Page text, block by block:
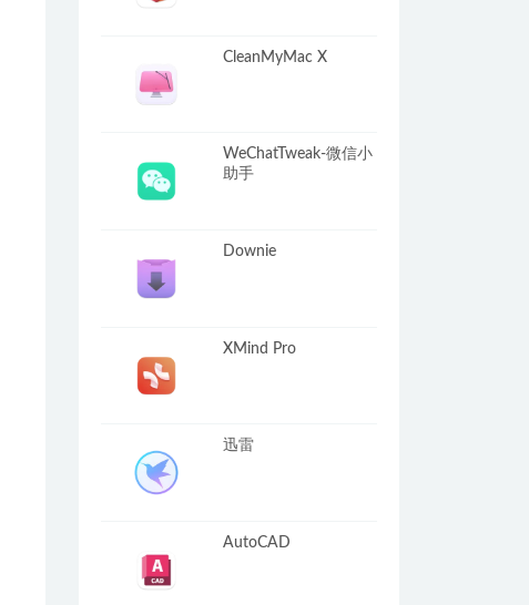
CleanMyMac X
WeChatTweak-微信小
助手
Downie
XMind Pro
迅雷
AutoCAD